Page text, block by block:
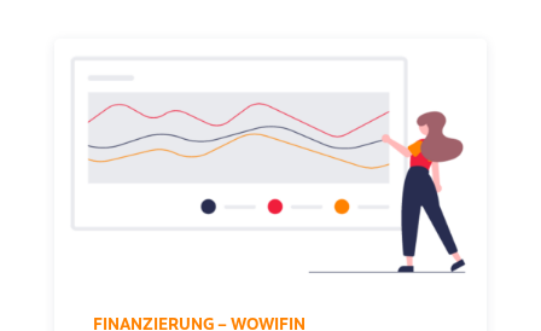
FINANZIERUNG – WOWIFIN